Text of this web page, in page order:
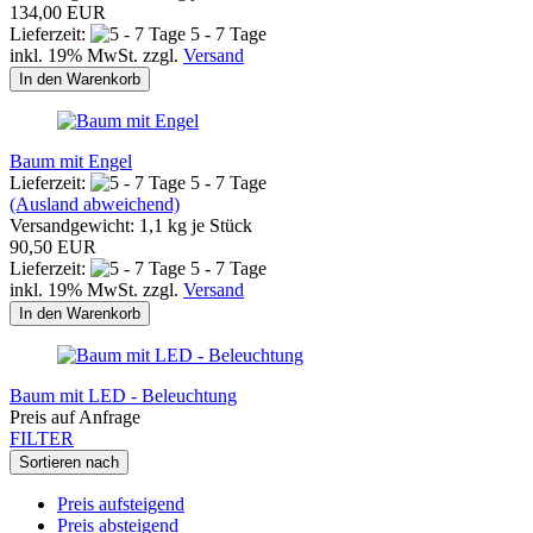
134,00 EUR
Lieferzeit:
5 - 7 Tage
inkl. 19% MwSt. zzgl. Versand
In den Warenkorb
Baum mit Engel
Lieferzeit:
5 - 7 Tage
(Ausland abweichend)
Versandgewicht: 1,1 kg je Stück
90,50 EUR
Lieferzeit:
5 - 7 Tage
inkl. 19% MwSt. zzgl. Versand
In den Warenkorb
Baum mit LED - Beleuchtung
Preis auf Anfrage
FILTER
Sortieren nach
Preis aufsteigend
Preis absteigend